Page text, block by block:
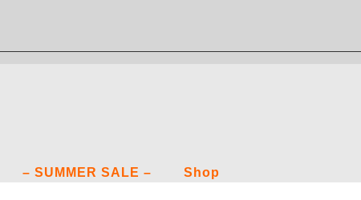
– SUMMER SALE – Shop